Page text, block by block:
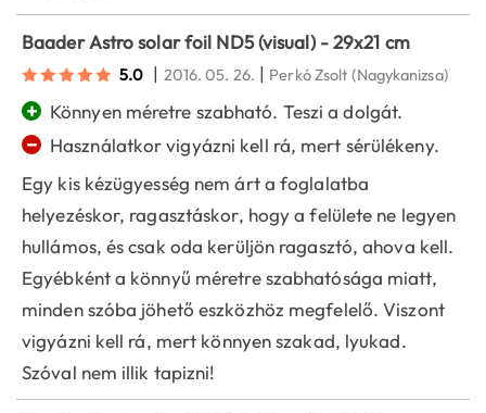
Baader Astro solar foil ND5 (visual) - 29x21 cm
5.0 | 2016. 05. 26. | Perkó Zsolt (Nagykanizsa)
+ Könnyen méretre szabható. Teszi a dolgát.
−
Használatkor vigyázni kell rá, mert sérülékeny.
Egy kis kézügyesség nem árt a foglalatba
helyezéskor, ragasztáskor, hogy a felülete ne legyen
hullámos, és csak oda kerüljön ragasztó, ahova kell.
Egyébként a könnyű méretre szabhatósága miatt,
minden szóba jöhető eszközhöz megfelelő. Viszont
vigyázni kell rá, mert könnyen szakad, lyukad.
Szóval nem illik tapizni!